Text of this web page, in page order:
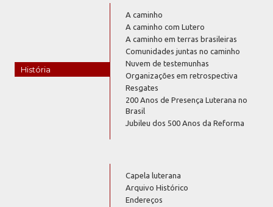
História
A caminho
A caminho com Lutero
A caminho em terras brasileiras
Comunidades juntas no caminho
Nuvem de testemunhas
Organizações em retrospectiva
Resgates
200 Anos de Presença Luterana no
Brasil
Jubileu dos 500 Anos da Reforma
Capela luterana
Arquivo Histórico
Endereços